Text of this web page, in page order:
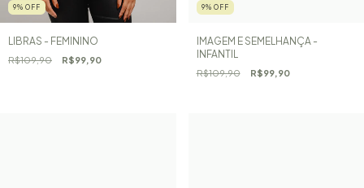
9% OFF
LIBRAS - FEMININO
R$109,90 R$99,90
9% OFF
IMAGEM E SEMELHANÇA -
INFANTIL
R$109,90 R$99,90